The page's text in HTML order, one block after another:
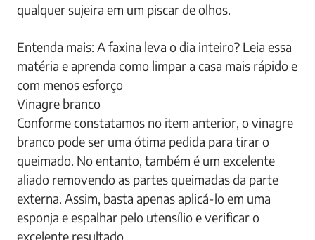
qualquer sujeira em um piscar de olhos.
Entenda mais: A faxina leva o dia inteiro? Leia essa
matéria e aprenda como limpar a casa mais rápido e
com menos esforço
Vinagre branco
Conforme constatamos no item anterior, o vinagre
branco pode ser uma ótima pedida para tirar o
queimado. No entanto, também é um excelente
aliado removendo as partes queimadas da parte
externa. Assim, basta apenas aplicá-lo em uma
esponja e espalhar pelo utensílio e verificar o
excelente resultado.